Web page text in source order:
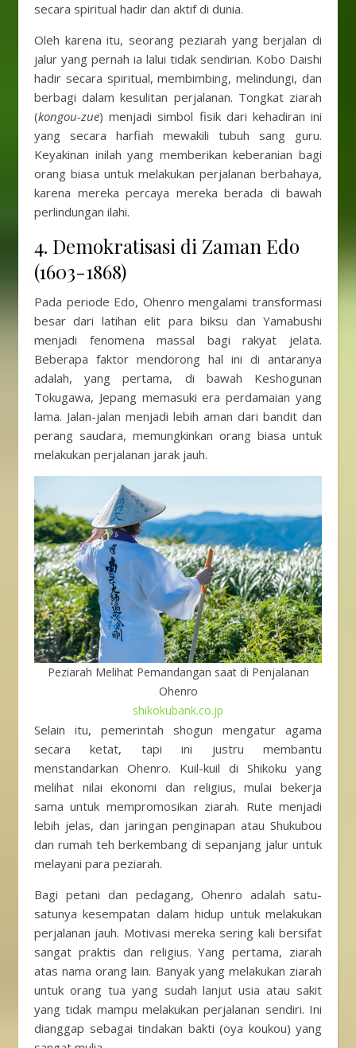
secara spiritual hadir dan aktif di dunia.
Oleh karena itu, seorang peziarah yang berjalan di
jalur yang pernah ia lalui tidak sendirian. Kobo Daishi
hadir secara spiritual, membimbing, melindungi, dan
berbagi dalam kesulitan perjalanan. Tongkat ziarah
(kongou-zue) menjadi simbol fisik dari kehadiran ini
yang secara harfiah mewakili tubuh sang guru.
Keyakinan inilah yang memberikan keberanian bagi
orang biasa untuk melakukan perjalanan berbahaya,
karena mereka percaya mereka berada di bawah
perlindungan ilahi.
4. Demokratisasi di Zaman Edo
(1603-1868)
Pada periode Edo, Ohenro mengalami transformasi
besar dari latihan elit para biksu dan Yamabushi
menjadi fenomena massal bagi rakyat jelata.
Beberapa faktor mendorong hal ini di antaranya
adalah, yang pertama, di bawah Keshogunan
Tokugawa, Jepang memasuki era perdamaian yang
lama. Jalan-jalan menjadi lebih aman dari bandit dan
perang saudara, memungkinkan orang biasa untuk
melakukan perjalanan jarak jauh.
Peziarah Melihat Pemandangan saat di Penjalanan
Ohenro
shikokubank.co.jp
Selain itu, pemerintah shogun mengatur agama
secara ketat, tapi ini justru membantu
menstandarkan Ohenro. Kuil-kuil di Shikoku yang
melihat nilai ekonomi dan religius, mulai bekerja
sama untuk mempromosikan ziarah. Rute menjadi
lebih jelas, dan jaringan penginapan atau Shukubou
dan rumah teh berkembang di sepanjang jalur untuk
melayani para peziarah.
Bagi petani dan pedagang, Ohenro adalah satu-
satunya kesempatan dalam hidup untuk melakukan
perjalanan jauh. Motivasi mereka sering kali bersifat
sangat praktis dan religius. Yang pertama, ziarah
atas nama orang lain. Banyak yang melakukan ziarah
untuk orang tua yang sudah lanjut usia atau sakit
yang tidak mampu melakukan perjalanan sendiri. Ini
dianggap sebagai tindakan bakti (oya koukou) yang